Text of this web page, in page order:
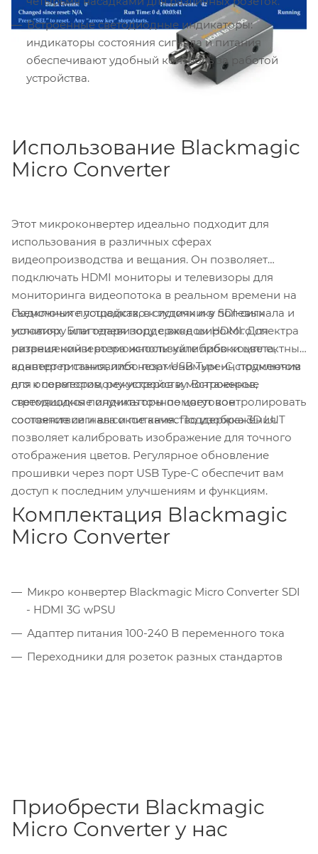
Встроенные светодиодные индикаторы:
индикаторы состояния сигнала и питания
обеспечивают удобный контроль за работой
устройства.
Использование Blackmagic
Micro Converter
Этот микроконвертер идеально подходит для
использования в различных сферах
видеопроизводства и вещания. Он позволяет
подключать HDMI мониторы и телевизоры для
мониторинга видеопотока в реальном времени на
съемочных площадках, в студиях и в полевых
условиях. Благодаря поддержке широкого спектра
разрешений и возможности калибровки цвета,
конвертер становится незаменимым инструментом
для операторов, режиссеров и монтажеров,
стремящихся получить точное цветовое
соответствие и высокое качество изображения.
Подключите устройство к источнику SDI-сигнала и
монитору или телевизору с входом HDMI. Для
питания конвертера используйте либо комплектный
адаптер питания, либо порт USB Type-C, подключив
его к совместимому устройству. Встроенные
светодиодные индикаторы помогут контролировать
состояние сигнала и питания. Поддержка 3D LUT
позволяет калибровать изображение для точного
отображения цветов. Регулярное обновление
прошивки через порт USB Type-C обеспечит вам
доступ к последним улучшениям и функциям.
Комплектация Blackmagic
Micro Converter
Микро конвертер Blackmagic Micro Converter SDI
- HDMI 3G wPSU
Адаптер питания 100-240 В переменного тока
Переходники для розеток разных стандартов
Приобрести Blackmagic
Micro Converter у нас